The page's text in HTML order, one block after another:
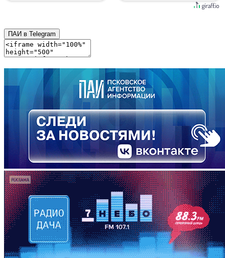
ПАИ в Telegram